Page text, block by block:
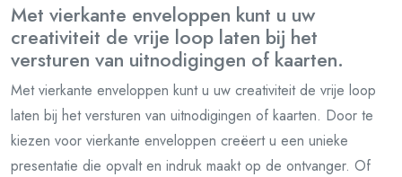
Met vierkante enveloppen kunt u uw
creativiteit de vrije loop laten bij het
versturen van uitnodigingen of kaarten.
Met vierkante enveloppen kunt u uw creativiteit de vrije loop
laten bij het versturen van uitnodigingen of kaarten. Door te
kiezen voor vierkante enveloppen creëert u een unieke
presentatie die opvalt en indruk maakt op de ontvanger. Of